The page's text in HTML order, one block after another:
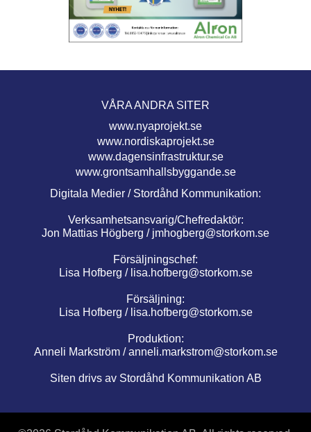
VÅRA ANDRA SITER
www.nyaprojekt.se
www.nordiskaprojekt.se
www.dagensinfrastruktur.se
www.grontsamhallsbyggande.se
Digitala Medier / Stordåhd Kommunikation:
Verksamhetsansvarig/Chefredaktör:
Jon Mattias Högberg / jmhogberg@storkom.se
Försäljningschef:
Lisa Hofberg / lisa.hofberg@storkom.se
Försäljning:
Lisa Hofberg / lisa.hofberg@storkom.se
Produktion:
Anneli Markström /anneli.markstrom@storkom.se
Siten drivs av Stordåhd Kommunikation AB